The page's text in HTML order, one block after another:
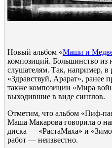
Новый альбом «Маши и
композиций. Большинство из
слушателям. Так, например, в
«Здравствуй, Арарат», ранее
также композиции «Мира
выходившие в виде синглов.
Отметим, что альбом «Пиф-
Маша Макарова говорила о
диска — «РастаМаха» и
работ — неизвестно.